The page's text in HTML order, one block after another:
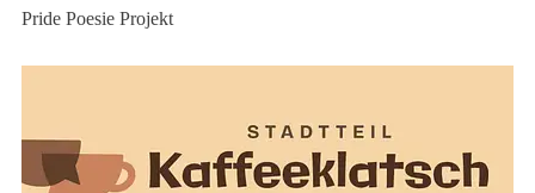
Pride Poesie Projekt